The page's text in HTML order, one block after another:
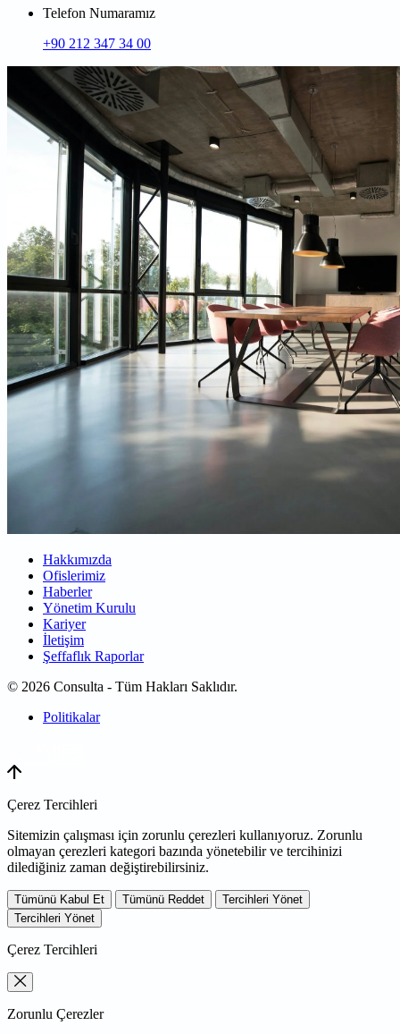
Telefon Numaramız
+90 212 347 34 00
Hakkımızda
Ofislerimiz
Haberler
Yönetim Kurulu
Kariyer
İletişim
Şeffaflık Raporlar
© 2026 Consulta - Tüm Hakları Saklıdır.
Politikalar
Çerez Tercihleri
Sitemizin çalışması için zorunlu çerezleri kullanıyoruz. Zorunlu
olmayan çerezleri kategori bazında yönetebilir ve tercihinizi
dilediğiniz zaman değiştirebilirsiniz.
Tümünü Kabul Et Tümünü Reddet
Tercihleri Yönet
Tercihleri Yönet
Çerez Tercihleri
Zorunlu Çerezler